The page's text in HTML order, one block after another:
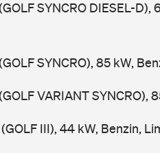
SYNCRO DIESEL-
SYNCRO), 85 kW,
VARIANT SYNCRO),
III), 44 kW, Benzin,